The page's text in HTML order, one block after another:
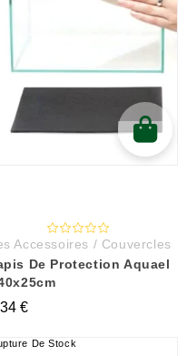
Accessoires / Couvercles
De Protection Aquael
€
De Stock